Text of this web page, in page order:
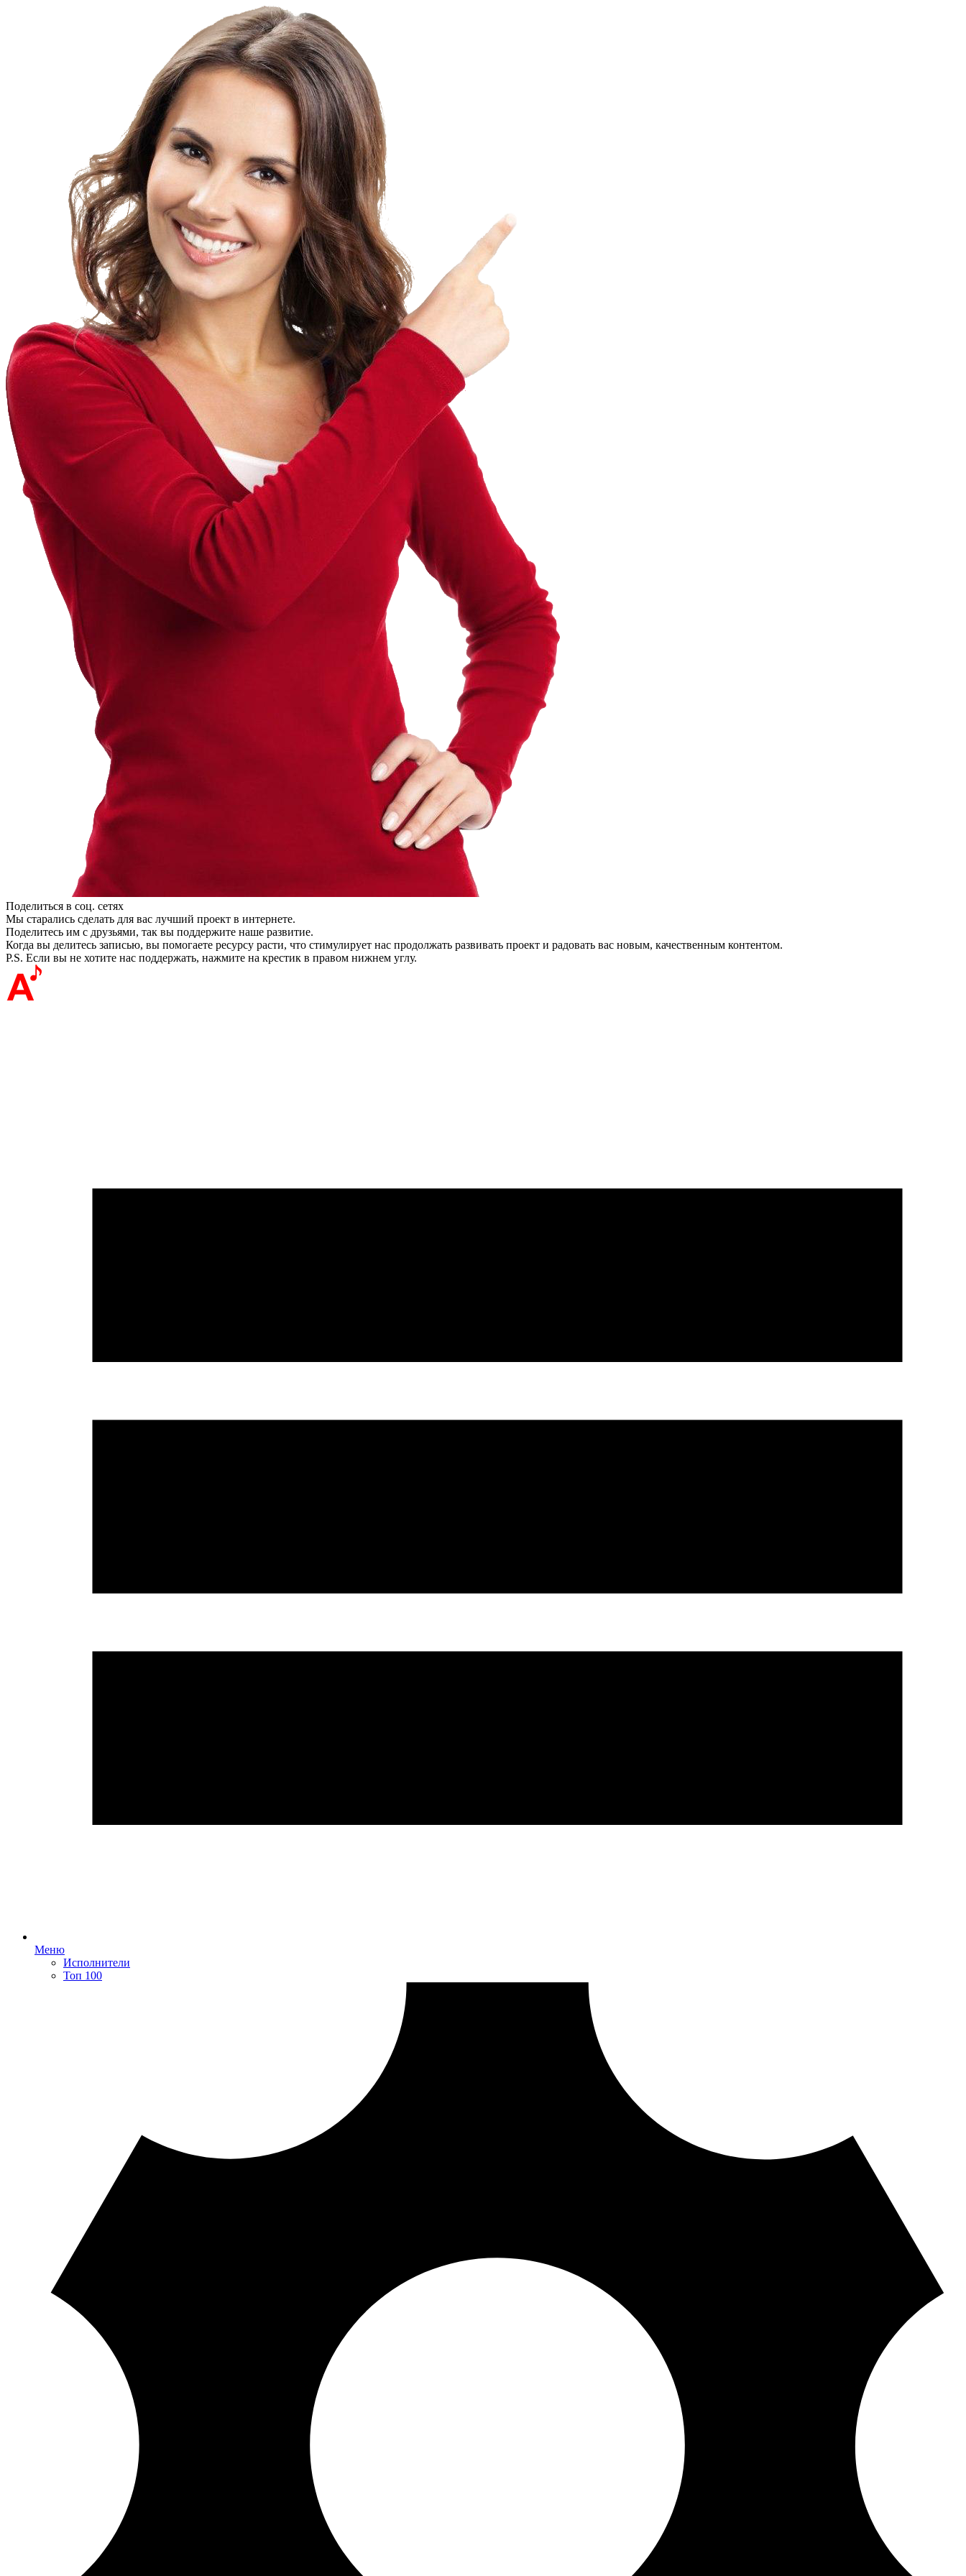
Поделиться в соц. сетях
Мы старались сделать для вас лучший проект в интернете.
Поделитесь им с друзьями, так вы поддержите наше развитие.
Когда вы делитесь записью, вы помогаете ресурсу расти, что стимулирует нас продолжать развивать проект и радовать вас новым, качественным контентом.
P.S. Если вы не хотите нас поддержать, нажмите на крестик в правом нижнем углу.
Меню
Исполнители
Топ 100